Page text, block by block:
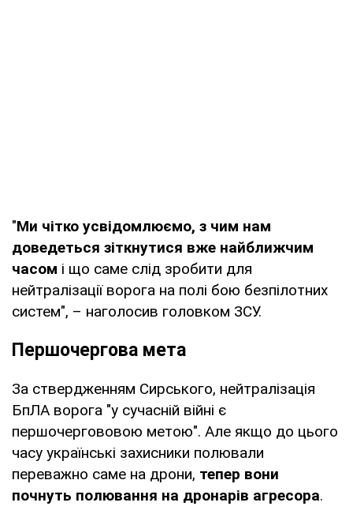
"Ми чітко усвідомлюємо, з чим нам
доведеться зіткнутися вже найближчим
часом і що саме слід зробити для
нейтралізації ворога на полі бою безпілотних
систем", – наголосив головком ЗСУ.
Першочергова мета
За ствердженням Сирського, нейтралізація
БпЛА ворога "у сучасній війні є
першочергововою метою". Але якщо до цього
часу українські захисники полювали
переважно саме на дрони, тепер вони
почнуть полювання на дронарів агресора.